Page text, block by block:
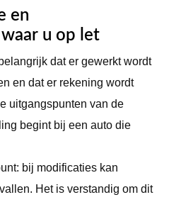
en
u op let
dat er gewerkt wordt
en dat er rekening wordt
uitgangspunten van de
begint bij een auto die
bij modificaties kan
Het is verstandig om dit